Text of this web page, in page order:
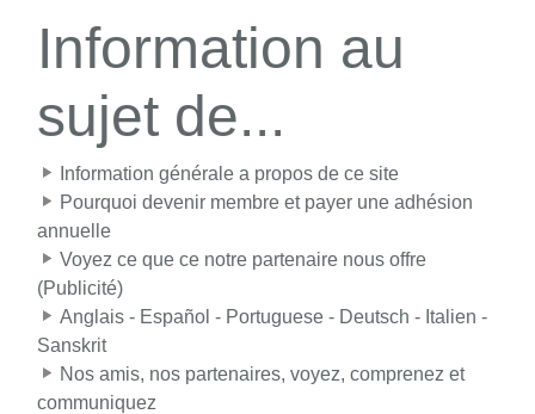
Information au
sujet de...
Information générale a propos de ce site
Pourquoi devenir membre et payer une adhésion
annuelle
Voyez ce que ce notre partenaire nous offre
(Publicité)
Anglais - Español - Portuguese - Deutsch - Italien -
Sanskrit
Nos amis, nos partenaires, voyez, comprenez et
communiquez